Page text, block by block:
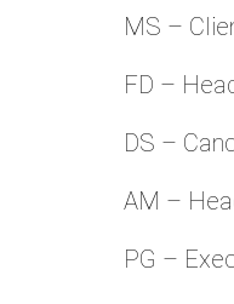
MS –
FD –
DS –
AM –
PG –